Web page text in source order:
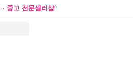
중고 전문셀러샵